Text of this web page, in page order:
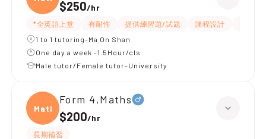
$250/hr
*全英語上堂 有耐性 提供練習題/試題 課程設計
1 to 1 tutoring-Ma On Shan
One day a week -1.5Hour/cls
Male tutor/Female tutor-University
Maths
Form 4,Maths
$200/hr
長期補習